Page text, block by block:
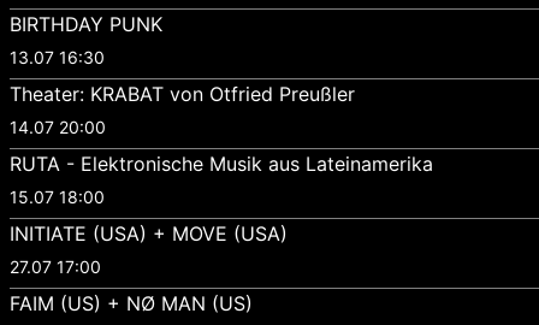
BIRTHDAY PUNK
13.07 16:30
Theater: KRABAT von Otfried Preußler
14.07 20:00
RUTA - Elektronische Musik aus Lateinamerika
15.07 18:00
INITIATE (USA) + MOVE (USA)
27.07 17:00
FAIM (US) + NØ MAN (US)